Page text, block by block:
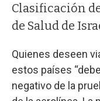
Clasificación
de Salud de
Quienes deseen
estos países
negativo de la